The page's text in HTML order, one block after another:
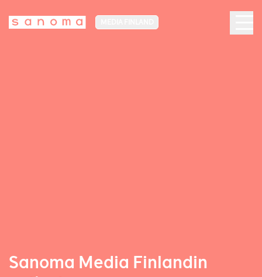
Sanoma Media Finlandin